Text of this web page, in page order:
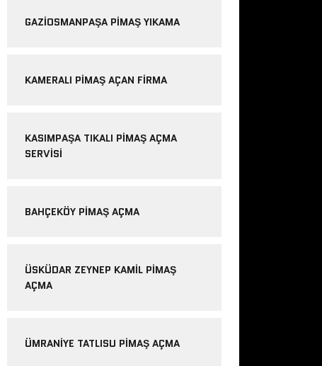
GAZIOSMANPAŞA PIMAŞ YIKAMA
KAMERALI PIMAŞ AÇAN FIRMA
KASIMPAŞA TIKALI PIMAŞ AÇMA
SERVISI
BAHÇEKÖY PIMAŞ AÇMA
ÜSKÜDAR ZEYNEP KAMIL PIMAŞ
AÇMA
ÜMRANIYE TATLISU PIMAŞ AÇMA